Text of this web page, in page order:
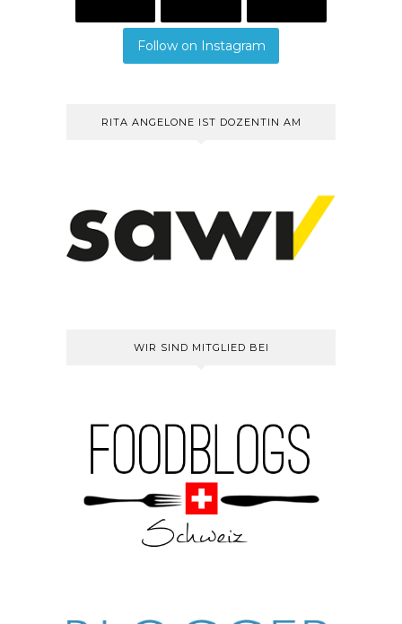
Follow on Instagram
RITA ANGELONE IST DOZENTIN AM
WIR SIND MITGLIED BEI